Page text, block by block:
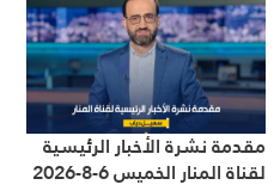
مقدمة نشرة الأخبار الرئيسية
لقناة المنار الخميس 6-8-2026